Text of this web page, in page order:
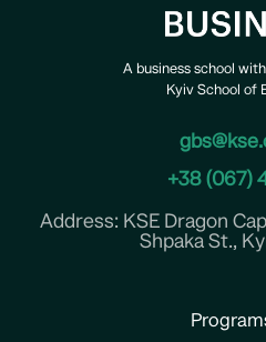
A business school
Kyiv School of
+38 (067)
Address: KSE Dragon
Shpaka St.,